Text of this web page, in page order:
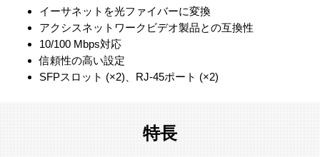
イーサネットを光ファイバーに変換
アクシスネットワークビデオ製品との互換性
10/100 Mbps対応
信頼性の高い設定
SFPスロット (×2)、RJ-45ポート (×2)
特長